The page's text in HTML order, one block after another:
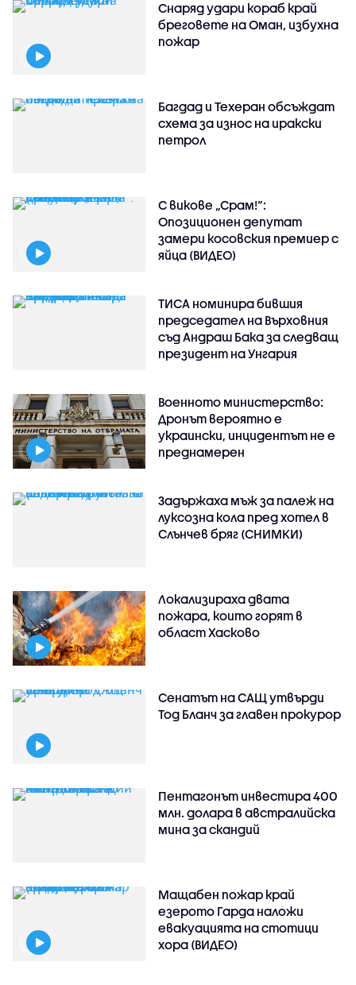
Снаряд удари кораб край
бреговете на Оман, избухна
пожар
Багдад и Техеран обсъждат
схема за износ на иракски
петрол
С викове „Срам!“:
Опозиционен депутат
замери косовския премиер с
яйца (ВИДЕО)
ТИСА номинира бившия
председател на Върховния
съд Андраш Бака за следващ
президент на Унгария
Военното министерство:
Дронът вероятно е
украински, инцидентът не е
преднамерен
Задържаха мъж за палеж на
луксозна кола пред хотел в
Слънчев бряг (СНИМКИ)
Локализираха двата
пожара, които горят в
област Хасково
Сенатът на САЩ утвърди
Тод Бланч за главен прокурор
Пентагонът инвестира 400
млн. долара в австралийска
мина за скандий
Мащабен пожар край
езерото Гарда наложи
евакуацията на стотици
хора (ВИДЕО)